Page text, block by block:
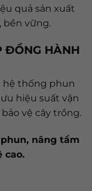
quả sản xuất
bền vững.
ĐỒNG HÀNH
hệ thống phun
hiệu suất vận
vệ cây trồng.
nâng tầm
cao.